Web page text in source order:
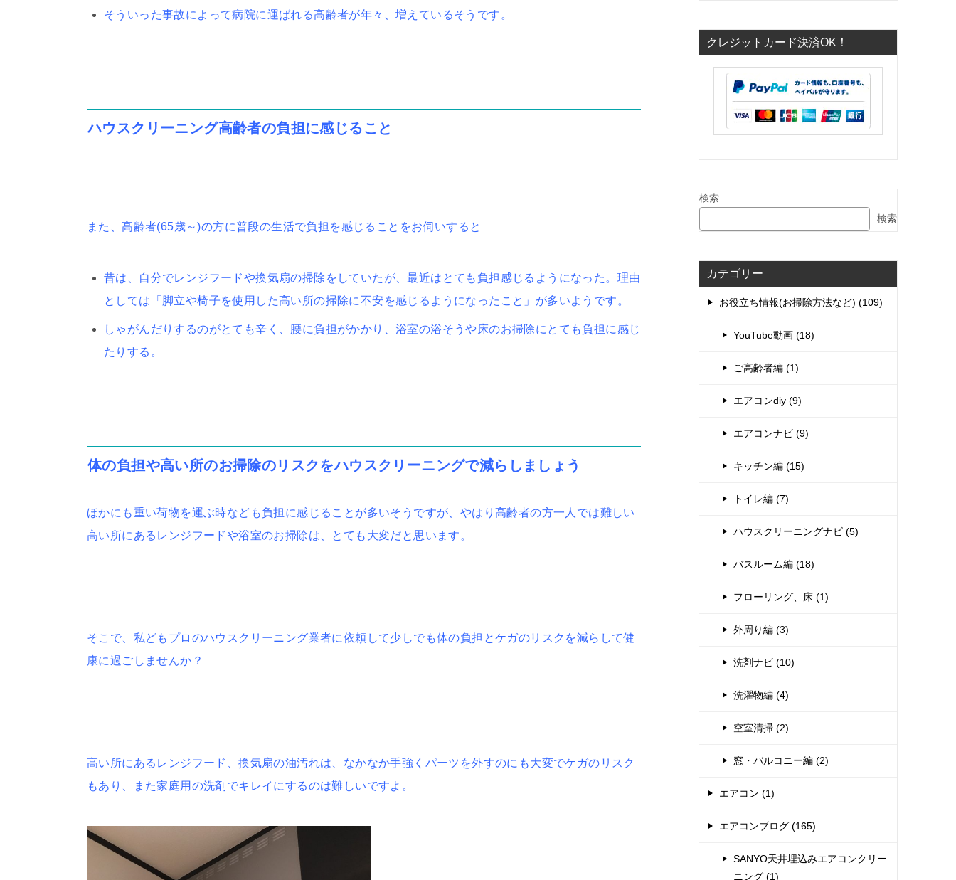
そういった事故によって病院に運ばれる高齢者が年々、増えているそうです。
ハウスクリーニング高齢者の負担に感じること
また、高齢者(65歳～)の方に普段の生活で負担を感じることをお伺いすると
昔は、自分でレンジフードや換気扇の掃除をしていたが、最近はとても負担感じるようになった。理由
としては「脚立や椅子を使用した高い所の掃除に不安を感じるようになったこと」が多いようです。
しゃがんだりするのがとても辛く、腰に負担がかかり、浴室の浴そうや床のお掃除にとても負担に感じ
たりする。
体の負担や高い所のお掃除のリスクをハウスクリーニングで減らしましょう
ほかにも重い荷物を運ぶ時なども負担に感じることが多いそうですが、やはり高齢者の方一人では難しい
高い所にあるレンジフードや浴室のお掃除は、とても大変だと思います。
そこで、私どもプロのハウスクリーニング業者に依頼して少しでも体の負担とケガのリスクを減らして健
康に過ごしませんか？
高い所にあるレンジフード、換気扇の油汚れは、なかなか手強くパーツを外すのにも大変でケガのリスク
もあり、また家庭用の洗剤でキレイにするのは難しいですよ。
クレジットカード決済OK！
検索
検索
カテゴリー
お役立ち情報(お掃除方法など) (109)
YouTube動画 (18)
ご高齢者編 (1)
エアコンdiy (9)
エアコンナビ (9)
キッチン編 (15)
トイレ編 (7)
ハウスクリーニングナビ (5)
バスルーム編 (18)
フローリング、床 (1)
外周り編 (3)
洗剤ナビ (10)
洗濯物編 (4)
空室清掃 (2)
窓・バルコニー編 (2)
エアコン (1)
エアコンブログ (165)
SANYO天井埋込みエアコンクリー
ニング (1)